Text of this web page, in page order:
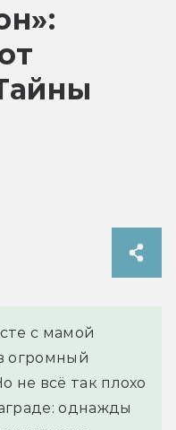
с мамой
огромный
не всё так плохо
однажды